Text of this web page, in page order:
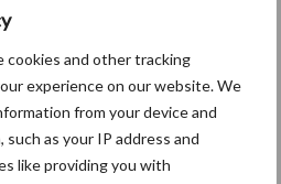
cookies and other tracking
experience on our website. We
from your device and
as your IP address and
like providing you with
houden handel
Huisvesting